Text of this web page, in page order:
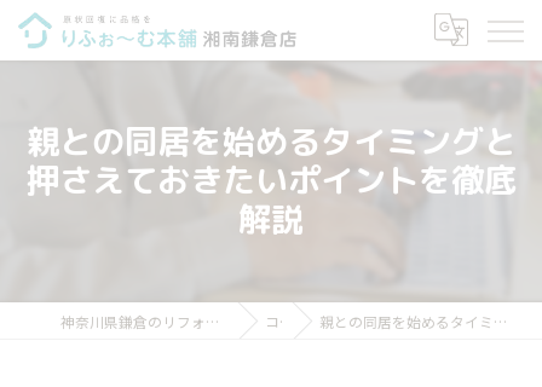
親との同居を始めるタイミングと
押さえておきたいポイントを徹底
解説
神奈川県鎌倉のリフォームならりふぉ～む本舗 湘南鎌倉店 コラム 親との同居を始めるタイミングと押さえておきたいポイントを徹底解説